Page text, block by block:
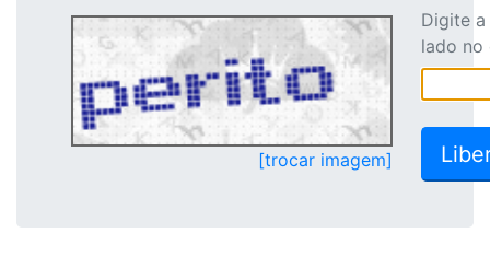
[trocar imagem]
Digite
lado no